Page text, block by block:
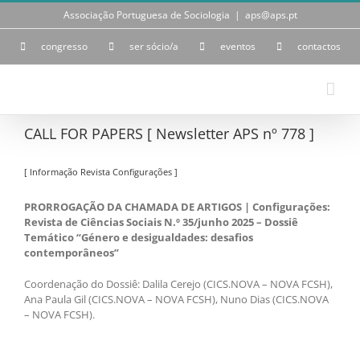
Skip
Associação Portuguesa de Sociologia | aps@aps.pt
congresso ser sócio/a eventos contactos
CALL FOR PAPERS [ Newsletter APS nº 778 ]
[ Informação Revista Configurações ]
PRORROGAÇÃO DA CHAMADA DE ARTIGOS | Configurações:
Revista de Ciências Sociais N.º 35/junho 2025 – Dossiê
Temático “Género e desigualdades: desafios
contemporâneos”
Coordenação do Dossiê: Dalila Cerejo (CICS.NOVA – NOVA FCSH),
Ana Paula Gil (CICS.NOVA – NOVA FCSH), Nuno Dias (CICS.NOVA
– NOVA FCSH).